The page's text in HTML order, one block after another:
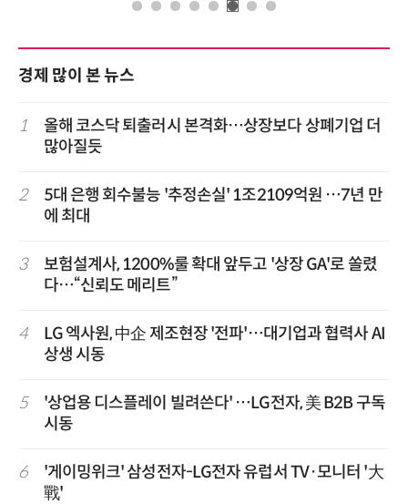
경제 많이 본 뉴스
1
올해 코스닥 퇴출러시 본격화…상장보다 상폐기업 더
많아질듯
2
5대 은행 회수불능 '추정손실' 1조2109억원 …7년 만
에 최대
3
보험설계사, 1200%룰 확대 앞두고 '상장 GA'로 쏠렸
다…“신뢰도 메리트”
4
LG 엑사원, 中企 제조현장 '전파'…대기업과 협력사 AI
상생 시동
5
'상업용 디스플레이 빌려쓴다' …LG전자, 美 B2B 구독
시동
6
'게이밍위크' 삼성전자-LG전자 유럽서 TV·모니터 '大
戰'